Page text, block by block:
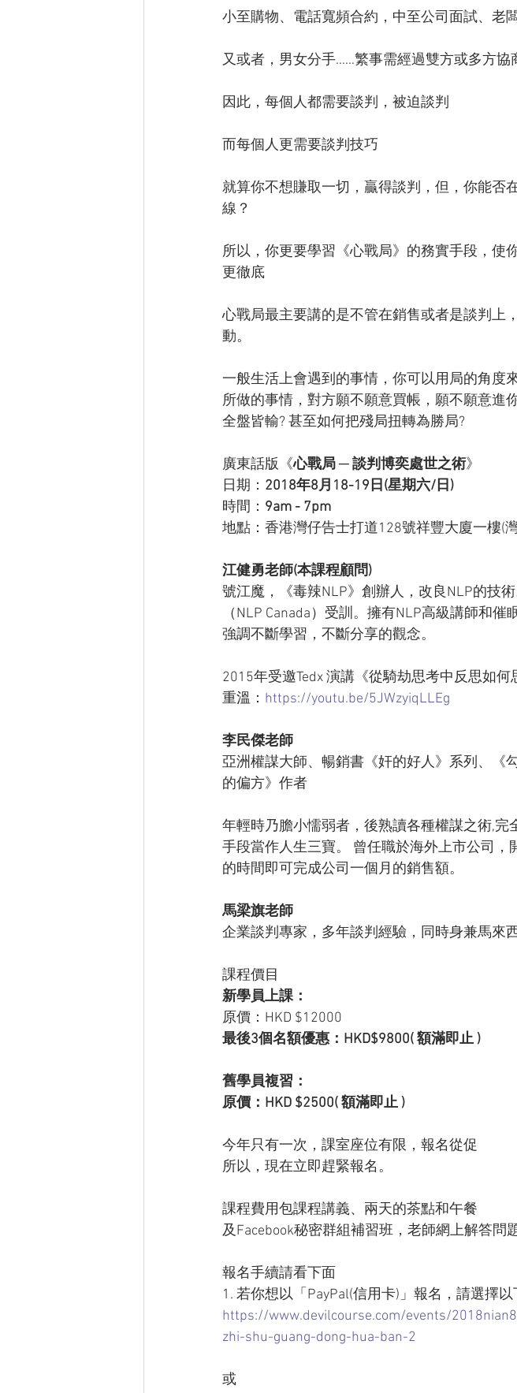
小至購物、電話寬頻合約，中至公司面試、老
又或者，男女分手……繁事需經過雙方或多方協
因此，每個人都需要談判，被迫談判
而每個人更需要談判技巧
就算你不想賺取一切，贏得談判，但，你能否
線？
所以，你更要學習《心戰局》的務實手段，使
更徹底
心戰局最主要講的是不管在銷售或者是談判上
動。
一般生活上會遇到的事情，你可以用局的角度
所做的事情，對方願不願意買帳，願不願意進
全盤皆輸? 甚至如何把殘局扭轉為勝局?
廣東話版《心戰局 ─ 談判博奕處世之術》
日期： 2018年8月18-19日(星期六/日)
時間： 9am - 7pm
地點：香港灣仔告士打道128號祥豐大廈一樓(
江健勇老師(本課程顧問)
號江魔，《毒辣NLP》創辦人，改良NLP的技
（NLP Canada）受訓。擁有NLP高級講師和
強調不斷學習，不斷分享的觀念。
2015年受邀Tedx 演講《從騎劫思考中反思如何
重溫： https://youtu.be/5JWzyiqLLEg
李民傑老師
亞洲權謀大師、暢銷書《奸的好人》系列、《
的偏方》作者
年輕時乃膽小懦弱者，後熟讀各種權謀之術,
手段當作人生三寶。 曾任職於海外上市公司
的時間即可完成公司一個月的銷售額。
馬梁旗老師
企業談判專家，多年談判經驗，同時身兼馬來
課程價目
新學員上課：
原價：HKD $12000
最後3個名額優惠：HKD$9800( 額滿即止 )
舊學員複習：
原價：HKD $2500( 額滿即止 )
今年只有一次，課室座位有限，報名從促
所以，現在立即趕緊報名。
課程費用包課程講義、兩天的茶點和午餐
及Facebook秘密群組補習班，老師網上解答問題
報名手續請看下面
1. 若你想以「PayPal(信用卡)」報名，請選擇以
https://www.devilcourse.com/events/
zhi-shu-guang-dong-hua-ban-2
或